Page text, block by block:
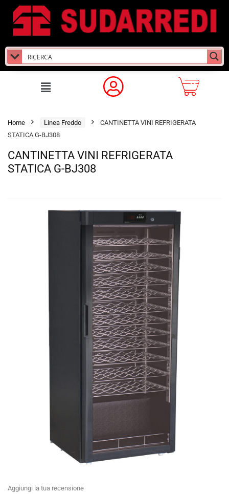
Home Linea Freddo
CANTINETTA VINI REFRIGERATA
STATICA G-BJ308
CANTINETTA VINI REFRIGERATA
STATICA G-BJ308
Aggiungi la tua recensione